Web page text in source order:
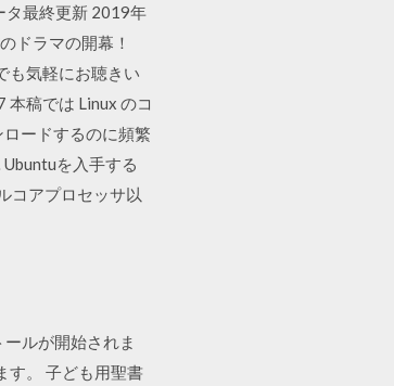
タ最終更新 2019年
ドラマの開幕！
も気軽にお聴きい
稿では Linux のコ
ードするのに頻繁
を入手する
コアプロセッサ以
ルが開始されま
す。 子ども用聖書